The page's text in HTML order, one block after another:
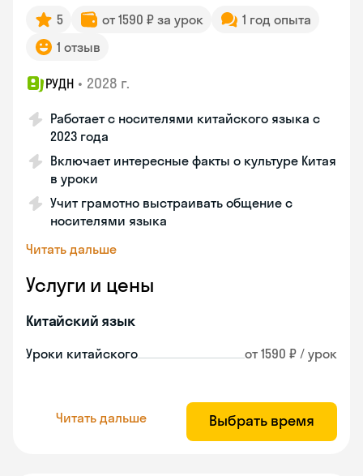
5 от 1590 ₽ за урок
1 год опыта
1 отзыв
РУДН • 2028 г.
Работает с носителями китайского языка с
2023 года
Включает интересные факты о культуре Китая
в уроки
Учит грамотно выстраивать общение с
носителями языка
Читать дальше
Услуги и цены
Китайский язык
Уроки китайского от 1590 ₽ / урок
Читать дальше Выбрать время